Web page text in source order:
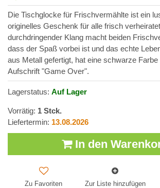
Die Tischglocke für Frischvermählte ist ein
originelles Geschenk für alle frisch
durchdringender Klang macht beiden
dass der Spaß vorbei ist und das echte
aus Metall gefertigt, hat eine schwarze Farbe
Aufschrift "Game Over".
Lagerstatus: Auf Lager
Vorrätig: 1 Stck.
Liefertermin: 13.08.2026
In den
Zu Favoriten
Zur Liste hinzufügen